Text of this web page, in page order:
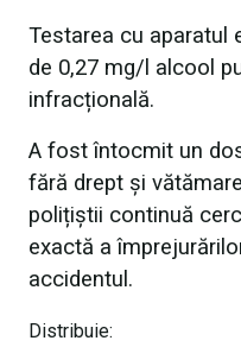
Testarea cu aparatul
de 0,27 mg/l alcool
infracțională.
A fost întocmit un
fără drept și
polițiștii continuă
exactă a
accidentul.
Distribuie: